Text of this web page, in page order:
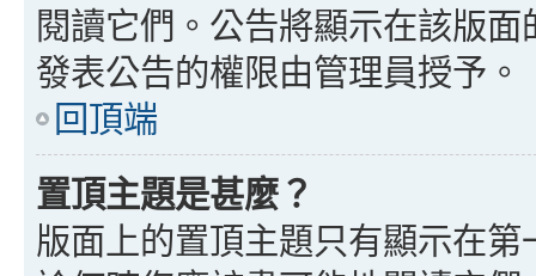
閱讀它們。公告將顯示在該版
發表公告的權限由管理員授予。
回頂端
置頂主題是甚麼？
版面上的置頂主題只有顯示在